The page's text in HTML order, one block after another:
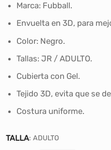
Marca: Fubball.
Envuelta en 3D, para
Color: Negro.
Tallas: JR / ADULTO.
Cubierta con Gel.
Tejido 3D, evita que se
Costura uniforme.
TALLA: ADULTO